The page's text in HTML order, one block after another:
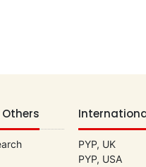
Others
PYP, UK
PYP, USA